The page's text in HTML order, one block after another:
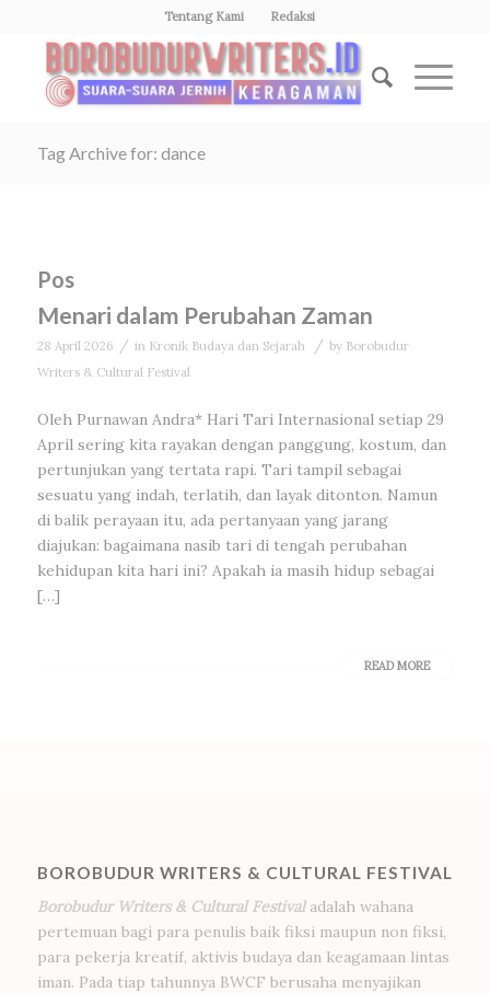
Tentang Kami Redaksi
Tag Archive for: dance
Pos
Menari dalam Perubahan Zaman
28 April 2026 / in Kronik Budaya dan Sejarah / by Borobudur
Writers & Cultural Festival
Oleh Purnawan Andra* Hari Tari Internasional setiap 29
April sering kita rayakan dengan panggung, kostum, dan
pertunjukan yang tertata rapi. Tari tampil sebagai
sesuatu yang indah, terlatih, dan layak ditonton. Namun
di balik perayaan itu, ada pertanyaan yang jarang
diajukan: bagaimana nasib tari di tengah perubahan
kehidupan kita hari ini? Apakah ia masih hidup sebagai
[…]
READ MORE
BOROBUDUR WRITERS & CULTURAL FESTIVAL
Borobudur Writers & Cultural Festivaladalah wahana
pertemuan bagi para penulis baik fiksi maupun non fiksi,
para pekerja kreatif, aktivis budaya dan keagamaan lintas
iman. Pada tiap tahunnya BWCF berusaha menyajikan